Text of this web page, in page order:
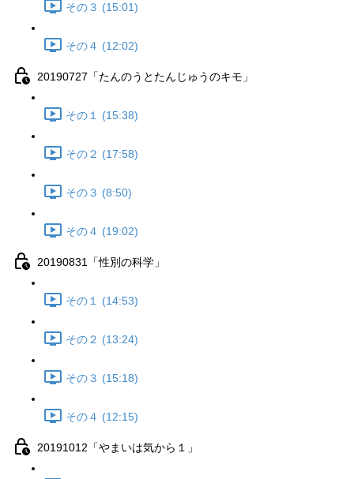
その３ (15:01)
その４ (12:02)
20190727「たんのうとたんじゅうのキモ」
その１ (15:38)
その２ (17:58)
その３ (8:50)
その４ (19:02)
20190831「性別の科学」
その１ (14:53)
その２ (13:24)
その３ (15:18)
その４ (12:15)
20191012「やまいは気から１」